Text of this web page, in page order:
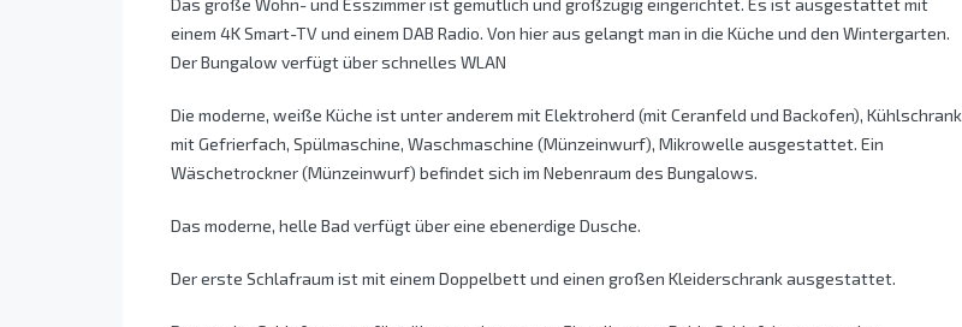
Das große Wohn- und Esszimmer ist gemütlich und großzügig eingerichtet. Es ist ausgestattet mit
einem 4K Smart-TV und einem DAB Radio. Von hier aus gelangt man in die Küche und den Wintergarten.
Der Bungalow verfügt über schnelles WLAN
Die moderne, weiße Küche ist unter anderem mit Elektroherd (mit Ceranfeld und Backofen), Kühlschrank
mit Gefrierfach, Spülmaschine, Waschmaschine (Münzeinwurf), Mikrowelle ausgestattet. Ein
Wäschetrockner (Münzeinwurf) befindet sich im Nebenraum des Bungalows.
Das moderne, helle Bad verfügt über eine ebenerdige Dusche.
Der erste Schlafraum ist mit einem Doppelbett und einen großen Kleiderschrank ausgestattet.